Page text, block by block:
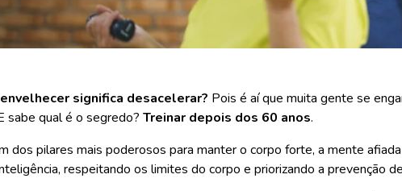
significa desacelerar? Pois é aí que muita gente se
sabe qual é o segredo? Treinar depois dos 60 anos.
dos pilares mais poderosos para manter o corpo forte, a mente
respeitando os limites do corpo e priorizando a prevenção